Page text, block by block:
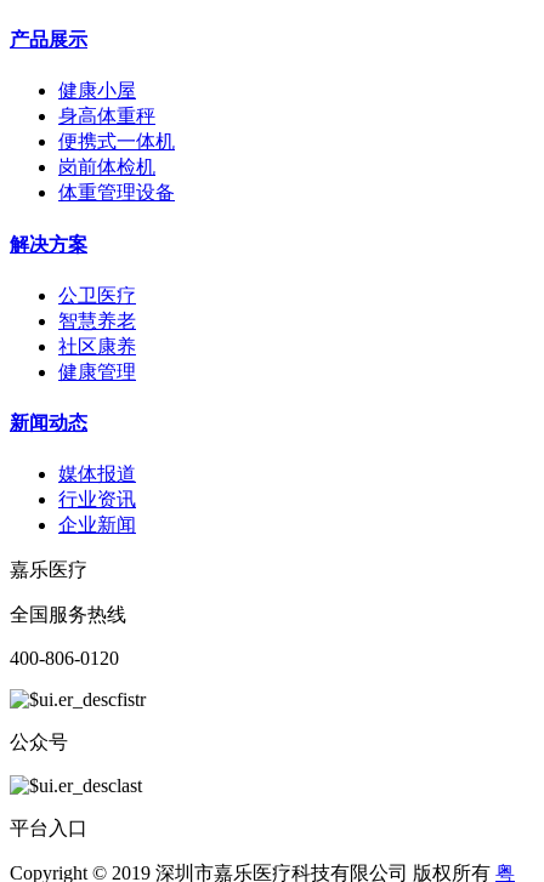
产品展示
健康小屋
身高体重秤
便携式一体机
岗前体检机
体重管理设备
解决方案
公卫医疗
智慧养老
社区康养
健康管理
新闻动态
媒体报道
行业资讯
企业新闻
嘉乐医疗
全国服务热线
400-806-0120
公众号
平台入口
Copyright © 2019 深圳市嘉乐医疗科技有限公司 版权所有 粤